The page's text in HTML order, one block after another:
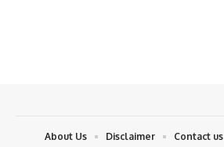
About Us Disclaimer Contact us